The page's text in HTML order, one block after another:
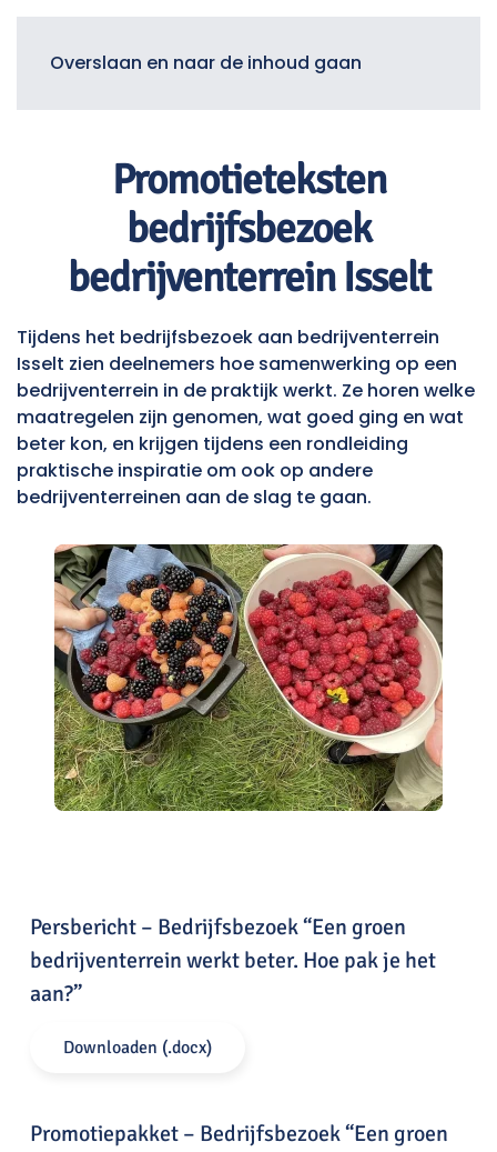
Overslaan en naar de inhoud gaan
Promotieteksten
bedrijfsbezoek
bedrijventerrein Isselt
Tijdens het bedrijfsbezoek aan bedrijventerrein
Isselt zien deelnemers hoe samenwerking op een
bedrijventerrein in de praktijk werkt. Ze horen welke
maatregelen zijn genomen, wat goed ging en wat
beter kon, en krijgen tijdens een rondleiding
praktische inspiratie om ook op andere
bedrijventerreinen aan de slag te gaan.
Persbericht – Bedrijfsbezoek “Een groen
bedrijventerrein werkt beter. Hoe pak je het
aan?”
Downloaden (.docx)
Promotiepakket – Bedrijfsbezoek “Een groen